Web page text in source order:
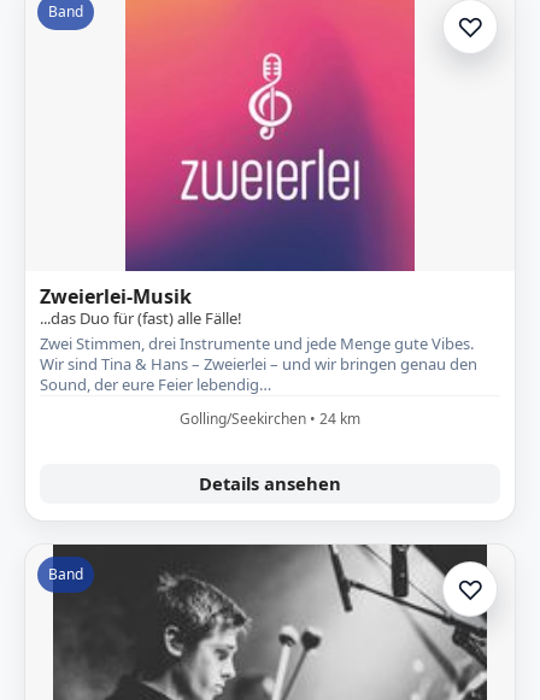
Band ♡Zur
Zweierlei-Musik
...das Duo für (fast) alle Fälle!
Zwei Stimmen, drei Instrumente und jede Menge gute Vibes.
Wir sind Tina & Hans – Zweierlei – und wir bringen genau den
Sound, der eure Feier lebendig…
Golling/Seekirchen • 24 km
Details ansehen
Band ♡Zur